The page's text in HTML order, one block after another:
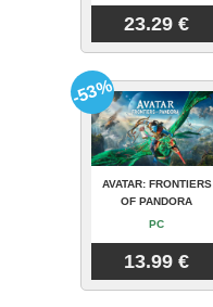
23.29 €
AVATAR: FRONTIERS
OF PANDORA
PC
13.99 €
-53%